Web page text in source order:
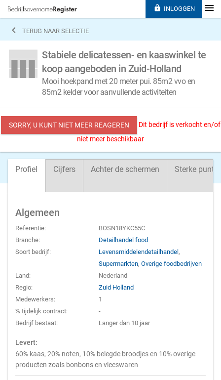
 TERUG NAAR SELECTIE
Stabiele delicatessen- en kaaswinkel te
koop aangeboden in Zuid-Holland
Mooi hoekpand met 20 meter pui. 85m2 vvo en
85m2 kelder voor aanvullende activiteiten
SORRY, U KUNT NIET MEER REAGEREN
Dit bedrijf is verkocht en/of
niet meer beschikbaar
Profiel Cijfers Achter de schermen Sterke
Algemeen
Referentie:
BOSN18YKC55C
Branche:
Detailhandel food
Soort bedrijf:
Levensmiddelendetailhandel,
Supermarkten,Overige foodbedrijven
Land:
Nederland
Regio:
Zuid Holland
Medewerkers:
1
% tijdelijk contract:
-
Bedrijf bestaat:
Langer dan 10 jaar
Levert:
60% kaas, 20% noten, 10% belegde broodjes en 10% overige
producten zoals bonbons en vleeswaren
 INLOGGEN